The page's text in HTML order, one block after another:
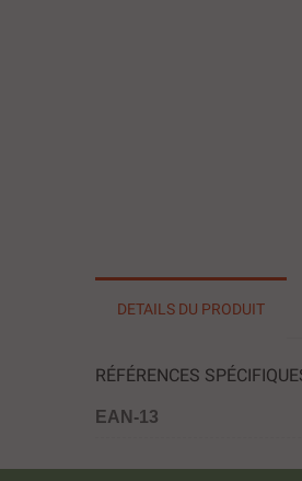
DETAILS DU PRODUIT
RÉFÉRENCES
EAN-13